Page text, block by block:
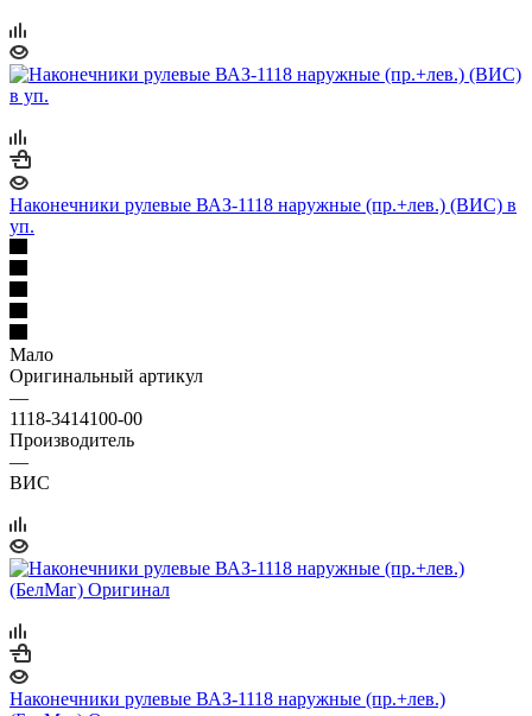
Наконечники рулевые ВАЗ-1118 наружные (пр.+лев.) (ВИС) в
уп.
Мало
Оригинальный артикул
—
1118-3414100-00
Производитель
—
ВИС
Наконечники рулевые ВАЗ-1118 наружные (пр.+лев.)